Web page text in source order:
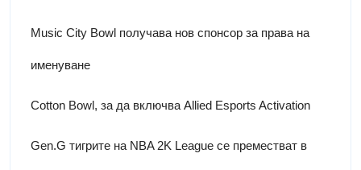
Music City Bowl получава нов спонсор за права на
именуване
Cotton Bowl, за да включва Allied Esports Activation
Gen.G тигрите на NBA 2K League се преместват в